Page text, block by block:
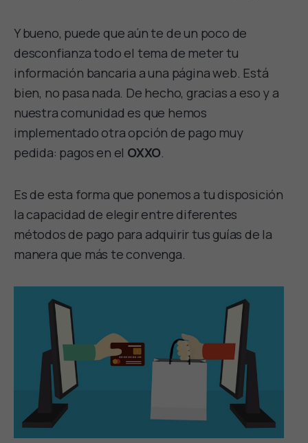
Y bueno, puede que aún te de un poco de
desconfianza todo el tema de meter tu
información bancaria a una página web. Está
bien, no pasa nada. De hecho, gracias a eso y a
nuestra comunidad es que hemos
implementado otra opción de pago muy
pedida: pagos en el OXXO
Es de esta forma que ponemos a tu disposición
la capacidad de elegir entre diferentes
métodos de pago para adquirir tus guías de la
manera que más te convenga.